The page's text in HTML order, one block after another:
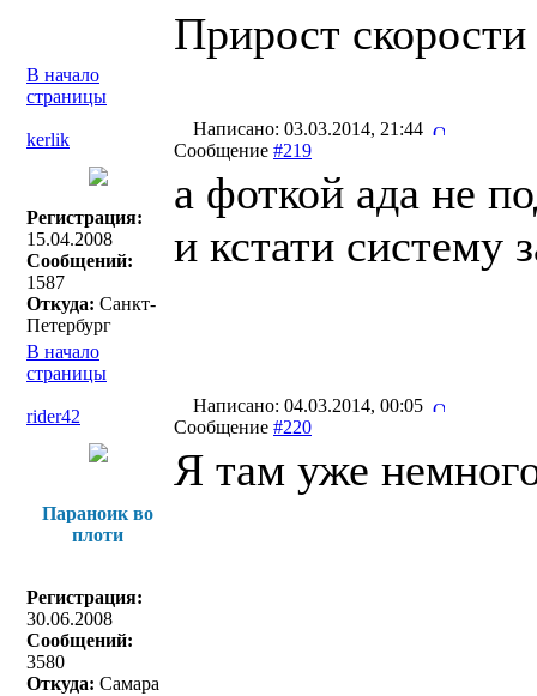
Прирост
В начало
страницы
kerlik
Написано: 03.03.2014, 21:44
Сообщение #219
Регистрация:
15.04.2008
Сообщений:
1587
Откуда: Санкт-
Петербург
а фоткой ада не
и кстати систему
В начало
страницы
rider42
Написано: 04.03.2014, 00:05
Сообщение #220
Параноик во
плоти
Регистрация:
30.06.2008
Сообщений:
3580
Откуда: Самара
Я там уже